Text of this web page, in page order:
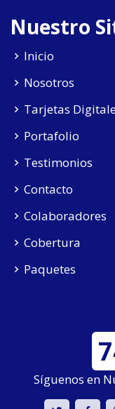
Nuestro
Inicio
Nosotros
Tarjetas
Portafolio
Testimonios
Contacto
Colaboradores
Cobertura
Paquetes
Síguenos en